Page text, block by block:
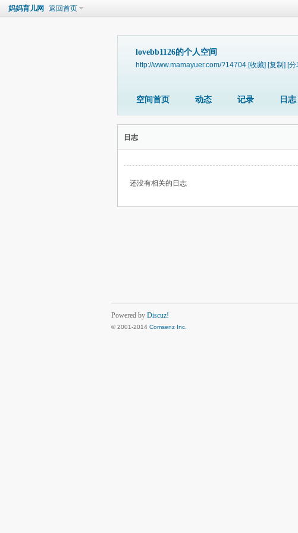
妈妈育儿网 返回首页
lovebb1126的个人空间
http://www.mamayuer.com/?14704 [收藏] [复制] [分
空间首页 动态 记录 日志
日志
还没有相关的日志
Powered by Discuz!
© 2001-2014 Comsenz Inc.